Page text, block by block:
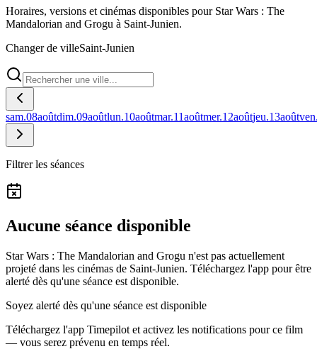
Horaires, versions et cinémas disponibles pour Star Wars : The
Mandalorian and Grogu à Saint-Junien.
Changer de villeSaint-Junien
sam.08aoûtdim.09aoûtlun.10aoûtmar.11aoûtmer.12aoûtjeu.13août
Filtrer les séances
Aucune séance disponible
Star Wars : The Mandalorian and Grogu n'est pas actuellement
projeté dans les cinémas de Saint-Junien. Téléchargez l'app pour être
alerté dès qu'une séance est disponible.
Soyez alerté dès qu'une séance est disponible
Téléchargez l'app Timepilot et activez les notifications pour ce film
— vous serez prévenu en temps réel.